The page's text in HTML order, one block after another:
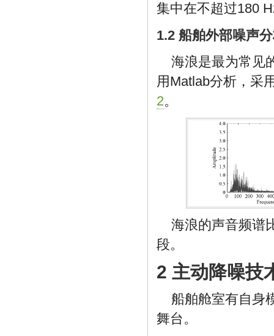
集中在不超过180
1.2 船舶外部噪声
海浪是最为常见
用Matlab分析，采
2。
海浪的声音频谱
段。
2 主动降噪技
船舶舱室有自身
舞台。